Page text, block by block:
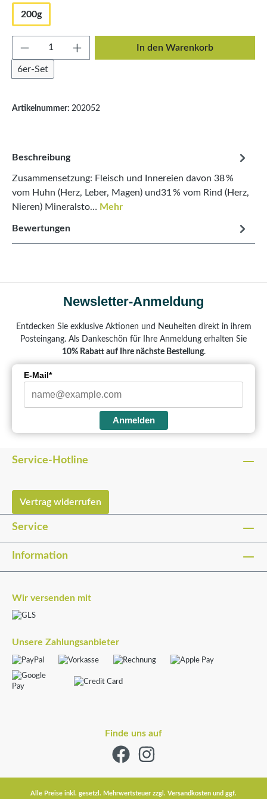
200g
Produkt Anzahl: Gib den gewünschten
6er-Set
In den Warenkorb
Artikelnummer: 202052
Beschreibung
Zusammensetzung: Fleisch und Innereien davon 38 %
vom Huhn (Herz, Leber, Magen) und31 % vom Rind (Herz,
Nieren) Mineralsto… Mehr
Bewertungen
Newsletter-Anmeldung
Entdecken Sie exklusive Aktionen und Neuheiten direkt in ihrem
Posteingang. Als Dankeschön für Ihre Anmeldung erhalten Sie
10% Rabatt auf Ihre nächste Bestellung.
E-Mail*
Anmelden
Service-Hotline
Vertrag widerrufen
Service
Information
Wir versenden mit
Unsere Zahlungsanbieter
Finde uns auf
Alle Preise inkl. gesetzl. Mehrwertsteuer zzgl. Versandkosten und ggf.